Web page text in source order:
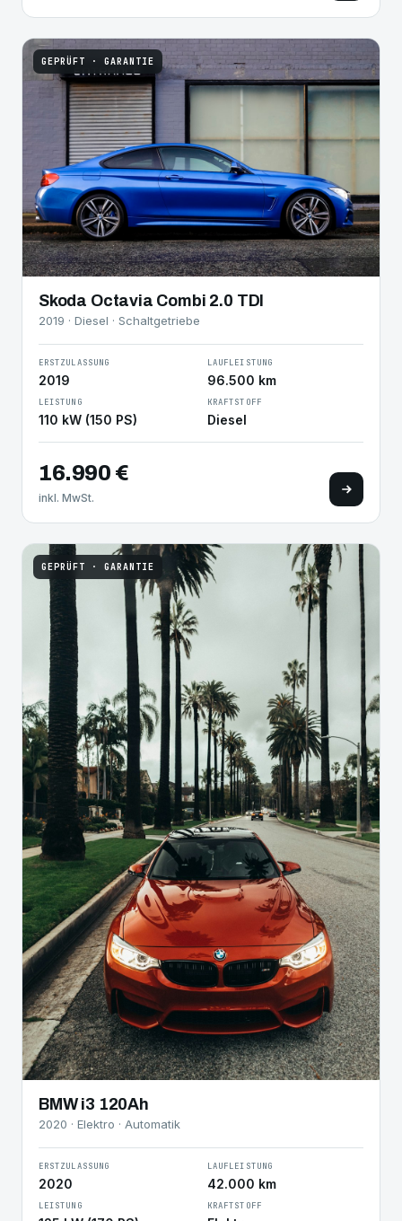
GEPRÜFT · GARANTIE
Skoda Octavia Combi 2.0 TDI
2019 · Diesel · Schaltgetriebe
ERSTZULASSUNG
2019
LAUFLEISTUNG
96.500 km
LEISTUNG
110 kW (150 PS)
KRAFTSTOFF
Diesel
16.990 €
inkl. MwSt.
GEPRÜFT · GARANTIE
BMW i3 120Ah
2020 · Elektro · Automatik
ERSTZULASSUNG
2020
LAUFLEISTUNG
42.000 km
LEISTUNG KRAFTSTOFF